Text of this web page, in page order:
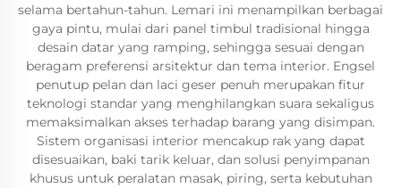
selama bertahun-tahun. Lemari ini menampilkan berbagai
gaya pintu, mulai dari panel timbul tradisional hingga
desain datar yang ramping, sehingga sesuai dengan
beragam preferensi arsitektur dan tema interior. Engsel
penutup pelan dan laci geser penuh merupakan fitur
teknologi standar yang menghilangkan suara sekaligus
memaksimalkan akses terhadap barang yang disimpan.
Sistem organisasi interior mencakup rak yang dapat
disesuaikan, baki tarik keluar, dan solusi penyimpanan
khusus untuk peralatan masak, piring, serta kebutuhan